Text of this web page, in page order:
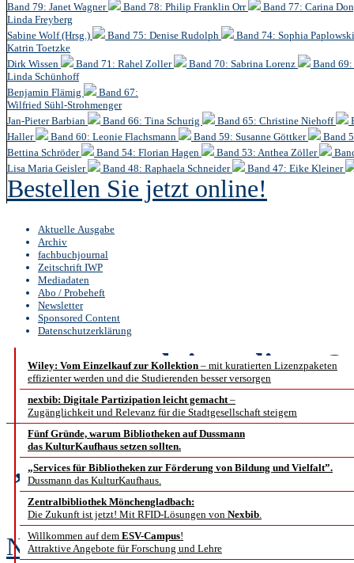
Band 79: Janet Wagner Band 78: Philip Franklin Orr
Band 77: Carina
Linda Freyberg
Sabine Wolf (Hrsg.)
Band 75: Denise Rudolph
Band 74: Sophia
Katrin Toetzke
Dirk Wissen
Band 71: Rahel Zoller Band 70: Sabrina Lorenz
Band
Linda Schünhoff
Benjamin Flämig
Band 67:
Wilfried Sühl-Strohmenger
Jan-Pieter Barbian
Band 66: Tina Schurig Band 65: Christine Niehoff
Haller
Band 60: Leonie Flachsmann Band 59: Susanne Göttker
Band
Bettina Schröder
Band 54: Florian Hagen Band 53: Anthea Zöller
Lisa Maria Geisler
Band 48: Raphaela Schneider Band 47: Eike Kleiner
Bestellen Sie jetzt online!
Aktuelle Ausgabe
Archiv
fachbuchjournal
Zeitschrift IWP
Mediadaten
Abo / Probeheft
Newsletter
Sponsored Content
Datenschutzerklärung
Wiley: Vom Einzelkauf zur Kollektion – mit kuratierten Lizenzpaketen
effizienter werden und die Studierenden besser versorgen
nexbib: Digitale Partizipation leicht gemacht–
Zugänglichkeit und Relevanz für die Stadtgesellschaft steigern
Fünf Gründe, warum Bibliotheken auf Dussmann
das KulturKaufhaus setzen sollten.
„Services für Bibliotheken zur Förderung von Bildung und Vielfalt”.
Dussmann das KulturKaufhaus.
Zentralbibliothek Mönchengladbach:
Die Zukunft ist jetzt! Mit RFID-Lösungen von Nexbib.
Willkommen auf dem ESV-Campus!
Attraktive Angebote für Forschung und Lehre
b.i.t.online3 /
„Irgendwann
dann mal ein
Nonchalance und Biss –